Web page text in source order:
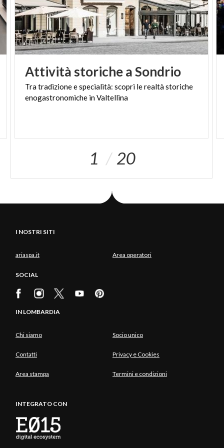
Attività storicheaSondrio
Tratradizioneespecialità: scopri lerealtàstoriche
enogastronomiche inValtellina
1 20
I NOSTRI SITI
ariaspa.it Area operatori
SOCIAL
IN LOMBARDIA
Chi siamo Socio unico
Contatti Privacy e Cookies
Area stampa Termini e condizioni
INTEGRATO CON